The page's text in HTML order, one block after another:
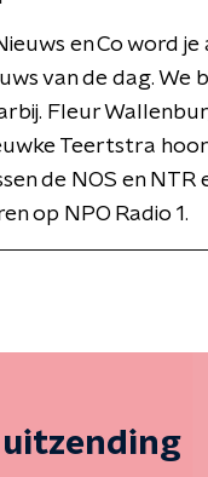
en Co word
van de dag. We
Fleur
Teertstra
de NOS en
op NPO Radio 1.
uitzending